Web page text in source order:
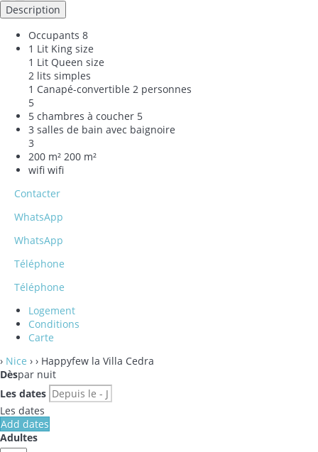
Description
Occupants 8
1 Lit King size
1 Lit Queen size
2 lits simples
1 Canapé-convertible 2 personnes
5
5 chambres à coucher 5
3 salles de bain avec baignoire
3
200 m² 200 m²
wifi wifi
Contacter
WhatsApp
WhatsApp
Téléphone
Téléphone
Logement
Conditions
Carte
› Nice › › Happyfew la Villa Cedra
Dèspar nuit
Les dates
Les dates
Add dates
Adultes